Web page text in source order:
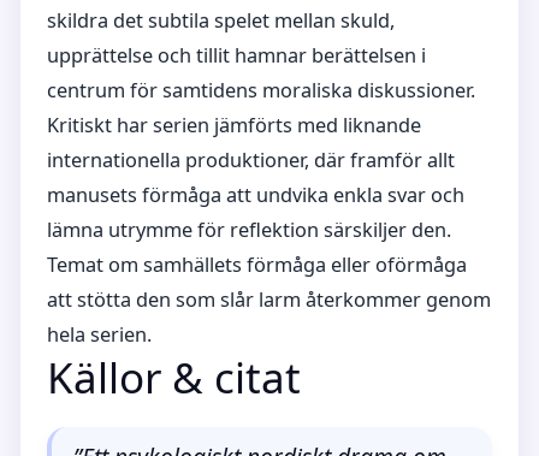
skildra det subtila spelet mellan skuld,
upprättelse och tillit hamnar berättelsen i
centrum för samtidens moraliska diskussioner.
Kritiskt har serien jämförts med liknande
internationella produktioner, där framför allt
manusets förmåga att undvika enkla svar och
lämna utrymme för reflektion särskiljer den.
Temat om samhällets förmåga eller oförmåga
att stötta den som slår larm återkommer genom
hela serien.
Källor & citat